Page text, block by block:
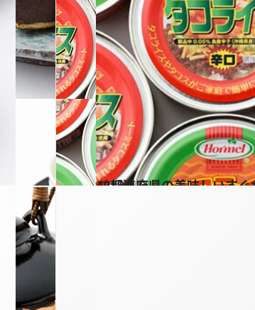
2018.3.8
47都道府県の美味しいす
グルメ